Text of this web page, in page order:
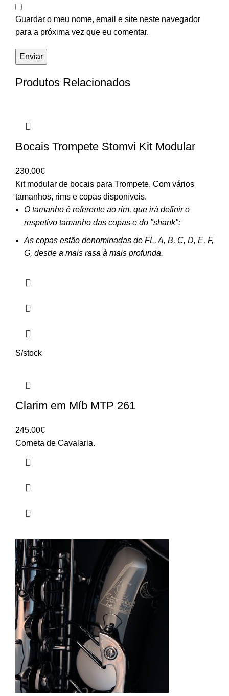
Guardar o meu nome, email e site neste navegador
para a próxima vez que eu comentar.
Produtos Relacionados
Bocais Trompete Stomvi Kit Modular
230.00€
Kit modular de bocais para Trompete. Com vários
tamanhos, rims e copas disponíveis.
O tamanho é referente ao rim, que irá definir o
respetivo tamanho das copas e do "shank";
As copas estão denominadas de FL, A, B, C, D, E, F,
G, desde a mais rasa à mais profunda.
S/stock
Clarim em Míb MTP 261
245.00€
Corneta de Cavalaria.